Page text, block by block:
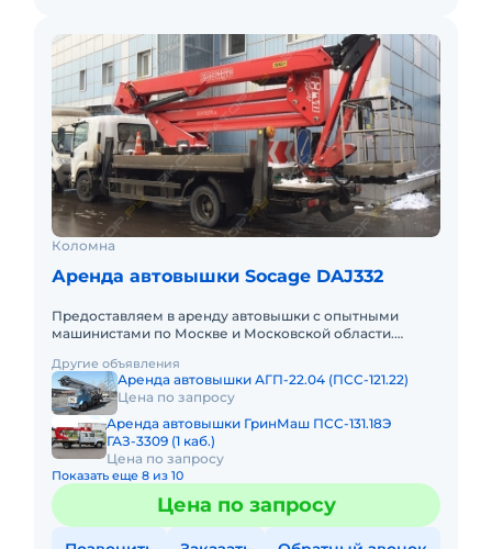
Коломна
Аренда автовышки Socage DAJ332
Предоставляем в аренду автовышки с опытными
машинистами по Москве и Московской области.
(почасовой, посменный) При
Другие объявления
Аренда автовышки АГП-22.04 (ПСС-121.22)
Цена по запросу
Аренда автовышки ГринМаш ПСС-131.18Э
ГАЗ-3309 (1 каб.)
Цена по запросу
Показать еще 8 из 10
Цена по запросу